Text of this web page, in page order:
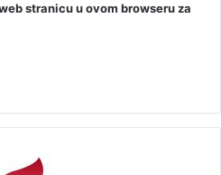
stranicu u ovom browseru za